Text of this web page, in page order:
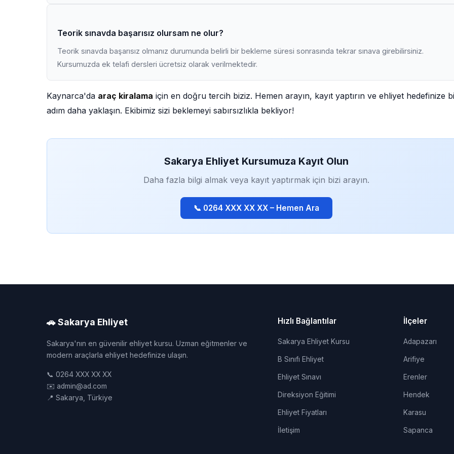
Teorik sınavda başarısız olursam ne olur?
Teorik sınavda başarısız olmanız durumunda belirli bir bekleme süresi sonrasında tekrar sınava girebilirsiniz.
Kursumuzda ek telafi dersleri ücretsiz olarak verilmektedir.
Kaynarca'da araç kiralama için en doğru tercih biziz. Hemen arayın, kayıt yaptırın ve ehliyet hedefinize
adım daha yaklaşın. Ekibimiz sizi beklemeyi sabırsızlıkla bekliyor!
Sakarya Ehliyet Kursumuza Kayıt Olun
Daha fazla bilgi almak veya kayıt yaptırmak için bizi arayın.
📞 0264 XXX XX XX – Hemen Ara
🚗 Sakarya Ehliyet
Sakarya'nın en güvenilir ehliyet kursu. Uzman eğitmenler ve
modern araçlarla ehliyet hedefinize ulaşın.
📞 0264 XXX XX XX
✉️ admin@ad.com
📍 Sakarya, Türkiye
Hızlı Bağlantılar
Sakarya Ehliyet Kursu
B Sınıfı Ehliyet
Ehliyet Sınavı
Direksiyon Eğitimi
Ehliyet Fiyatları
İletişim
İlçeler
Adapazarı
Arifiye
Erenler
Hendek
Karasu
Sapanca